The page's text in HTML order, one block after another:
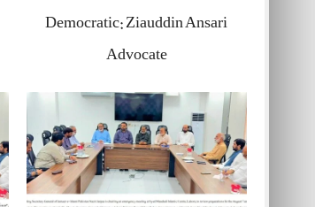
Democratic: Ziauddin Ansari
Advocate